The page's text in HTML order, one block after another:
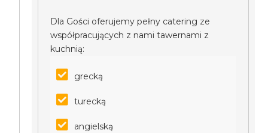
Dla Gości oferujemy pełny catering ze
współpracujących z nami tawernami z
kuchnią:
grecką
turecką
angielską